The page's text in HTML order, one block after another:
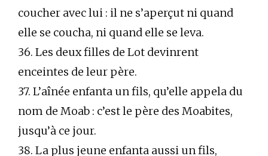
coucher avec lui : il ne s’aperçut ni quand
elle se coucha, ni quand elle se leva.
36. Les deux filles de Lot devinrent
enceintes de leur père.
37. L’aînée enfanta un fils, qu’elle appela du
nom de Moab : c’est le père des Moabites,
jusqu’à ce jour.
38. La plus jeune enfanta aussi un fils,